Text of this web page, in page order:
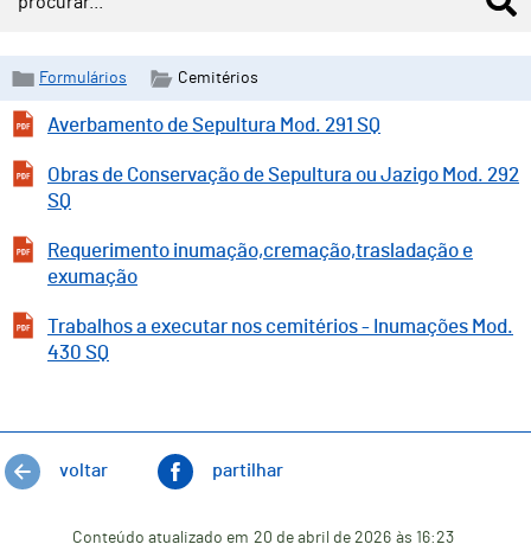
Formulários Cemitérios
Averbamento de Sepultura Mod. 291 SQ
Obras de Conservação de Sepultura ou Jazigo Mod. 292
SQ
Requerimento inumação,cremação,trasladação e
exumação
Trabalhos a executar nos cemitérios - Inumações Mod.
430 SQ
voltar partilhar
Conteúdo atualizado em 20 de abril de 2026 às 16:23